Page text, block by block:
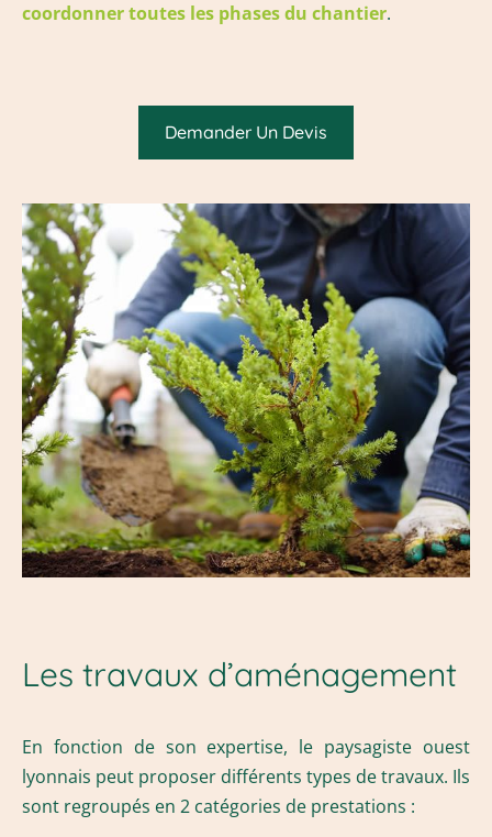
coordonner toutes les phases du chantier.
Demander Un Devis
Les travaux d’aménagement
En fonction de son expertise, le paysagiste ouest
lyonnais peut proposer différents types de travaux. Ils
sont regroupés en 2 catégories de prestations :